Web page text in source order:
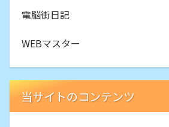
電脳街日記
WEBマスター
当サイトのコンテンツ